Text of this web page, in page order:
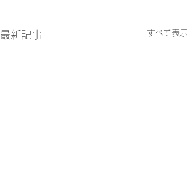
最新記事 すべて表示